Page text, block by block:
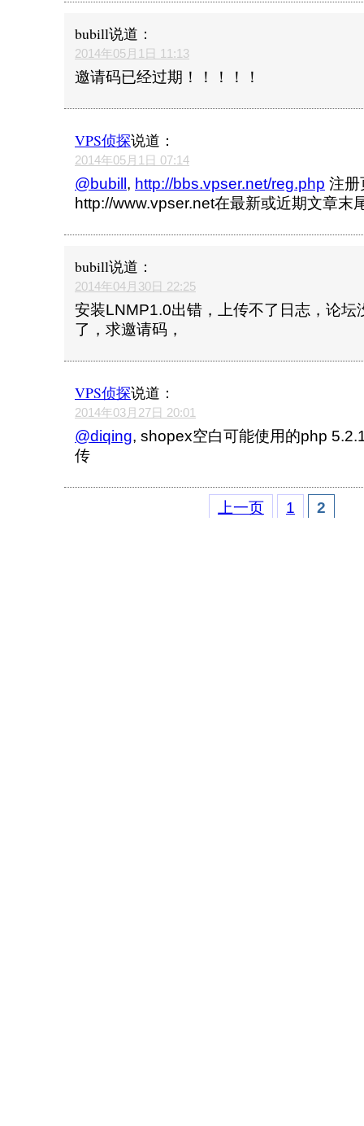
bubill说道：
2014年05月1日 11:13
邀请码已经过期！！！！！
VPS侦探说道：
2014年05月1日 07:14
@bubill , http://bbs.vpser.net/reg.php 注册
http://www.vpser.net在最新或近期文章末
bubill说道：
2014年04月30日 22:25
安装LNMP1.0出错，上传不了日志，论坛
了，求邀请码，
VPS侦探说道：
2014年03月27日 20:01
@diqing, shopex空白可能使用的php
传
上一页 1 2